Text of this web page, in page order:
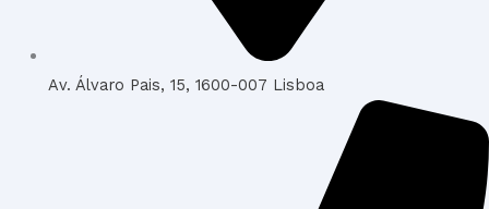
Av. Álvaro Pais, 15, 1600-007 Lisboa